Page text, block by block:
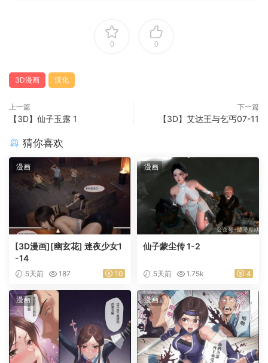
0 0
3D漫画 汉化
上一篇
【3D】仙子玉露 1
下一篇
【3D】艾达王与乞丐07-11
猜你喜欢
漫画
[3D漫画][幽玄花] 迷夜少女1
-14
5天前 187 10
漫画
仙子蒙尘传 1-2
5天前 1.75k 4
漫画 漫画